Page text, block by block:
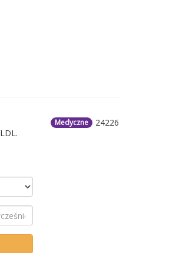
24226
Medyczne